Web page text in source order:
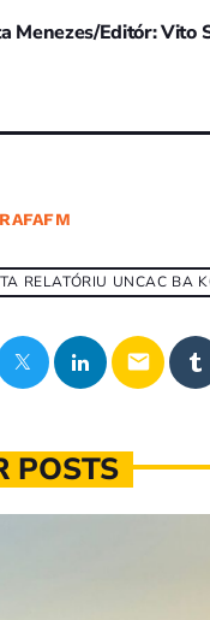
Menezes/Editór: Vito
RAFAFM
RELATÓRIU UNCAC BA
email
POSTS